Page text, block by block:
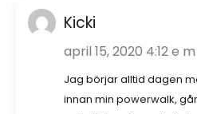
Kicki
april 15, 2020 4:12 e m
Jag börjar alltid dagen
innan min powerwalk,